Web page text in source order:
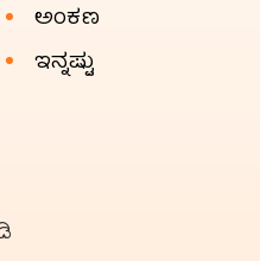
ಅಂಕಣ
ಇನ್ನಷ್ಟು